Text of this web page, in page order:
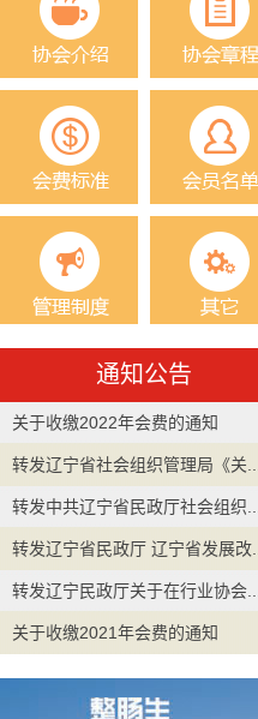
会员大会圆满完成换届工作
通知公告
关于收缴2022年会费的通知
转发辽宁省社会组织管理局《关...
转发中共辽宁省民政厅社会组织...
转发辽宁省民政厅 辽宁省发展改...
转发辽宁民政厅关于在行业协会...
关于收缴2021年会费的通知